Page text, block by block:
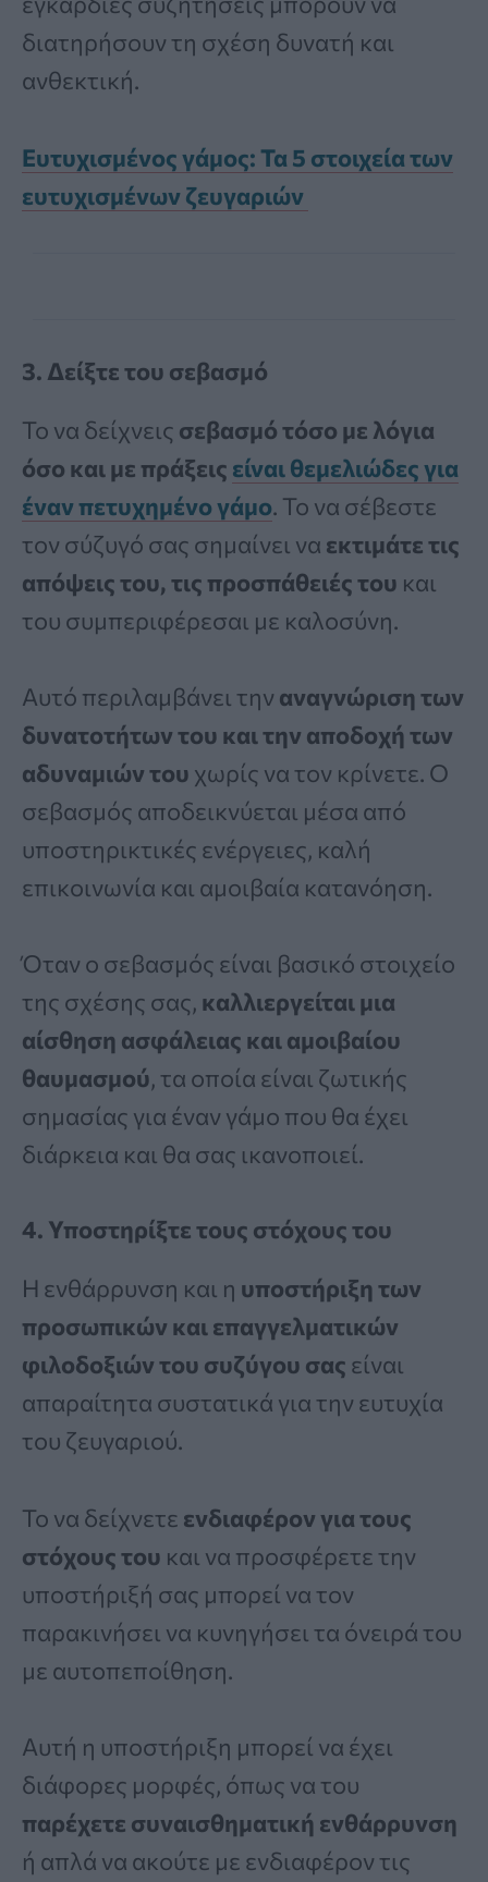
διατηρήσουν τη σχέση δυνατή και
ανθεκτική.
Ευτυχισμένος γάμος: Τα 5 στοιχεία των
ευτυχισμένων ζευγαριών
3. Δείξτε του σεβασμό
Το να δείχνεις σεβασμό τόσο με λόγια
όσο και με πράξεις είναι θεμελιώδες για
έναν πετυχημένο γάμο. Το να σέβεστε
τον σύζυγό σας σημαίνει να εκτιμάτε τις
απόψεις του, τις προσπάθειές του και
του συμπεριφέρεσαι με καλοσύνη.
Αυτό περιλαμβάνει την αναγνώριση των
δυνατοτήτων του και την αποδοχή των
αδυναμιών του χωρίς να τον κρίνετε. Ο
σεβασμός αποδεικνύεται μέσα από
υποστηρικτικές ενέργειες, καλή
επικοινωνία και αμοιβαία κατανόηση.
Όταν ο σεβασμός είναι βασικό στοιχείο
της σχέσης σας, καλλιεργείται μια
αίσθηση ασφάλειας και αμοιβαίου
θαυμασμού, τα οποία είναι ζωτικής
σημασίας για έναν γάμο που θα έχει
διάρκεια και θα σας ικανοποιεί.
4. Υποστηρίξτε τους στόχους του
Η ενθάρρυνση και η υποστήριξη των
προσωπικών και επαγγελματικών
φιλοδοξιών του συζύγου σας είναι
απαραίτητα συστατικά για την ευτυχία
του ζευγαριού.
Το να δείχνετε ενδιαφέρον για τους
στόχους του και να προσφέρετε την
υποστήριξή σας μπορεί να τον
παρακινήσει να κυνηγήσει τα όνειρά του
με αυτοπεποίθηση.
Αυτή η υποστήριξη μπορεί να έχει
διάφορες μορφές, όπως να του
παρέχετε συναισθηματική ενθάρρυνση
ή απλά να ακούτε με ενδιαφέρον τις